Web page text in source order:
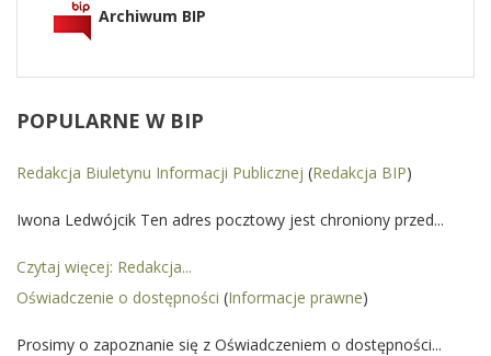
Archiwum BIP
POPULARNE W BIP
Redakcja Biuletynu Informacji Publicznej (Redakcja BIP)
Iwona Ledwójcik Ten adres pocztowy jest chroniony przed...
Czytaj więcej: Redakcja...
Oświadczenie o dostępności (Informacje prawne)
Prosimy o zapoznanie się z Oświadczeniem o dostępności...